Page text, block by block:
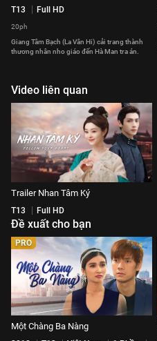
T13 Full HD
20ph
Giang Tâm Bạch (La Vân Hi) cải trang thành
thương nhân nho giáo đến Hà Man tra án.
Video liên quan
Trailer Nhan Tâm Ký
T13 Full HD
Đề xuất cho bạn
PRO
Một Chàng Ba Nàng